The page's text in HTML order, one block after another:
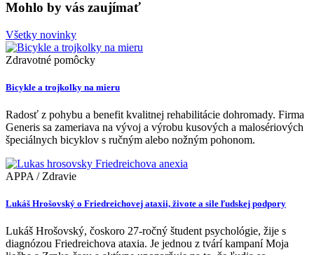
Mohlo by vás zaujímať
Všetky novinky
Zdravotné pomôcky
Bicykle a trojkolky na mieru
Radosť z pohybu a benefit kvalitnej rehabilitácie dohromady. Firma
Generis sa zameriava na vývoj a výrobu kusových a malosériových
špeciálnych bicyklov s ručným alebo nožným pohonom.
APPA / Zdravie
Lukáš Hrošovský o Friedreichovej ataxii, živote a sile ľudskej podpory
Lukáš Hrošovský, čoskoro 27-ročný študent psychológie, žije s
diagnózou Friedreichova ataxia. Je jednou z tvárí kampaní Moja